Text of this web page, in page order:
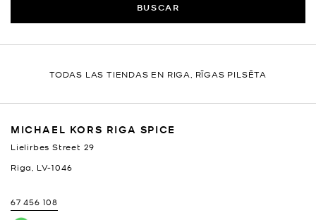
BUSCAR
TODAS LAS TIENDAS EN RIGA, RĪGAS PILSĒTA
MICHAEL KORS RIGA SPICE
Lielirbes Street 29
Riga
LV-1046
67 456 108